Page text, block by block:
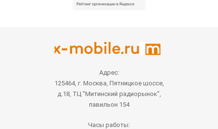
Адрес:
125464, г. Москва, Пятницкое шоссе,
д.18, ТЦ "Митинский радиорынок",
павильон 154
Часы работы: